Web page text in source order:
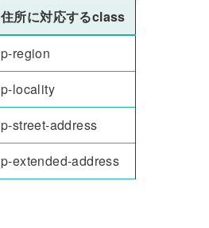
住所に対応するclass
p-region
p-locality
p-street-address
p-extended-address